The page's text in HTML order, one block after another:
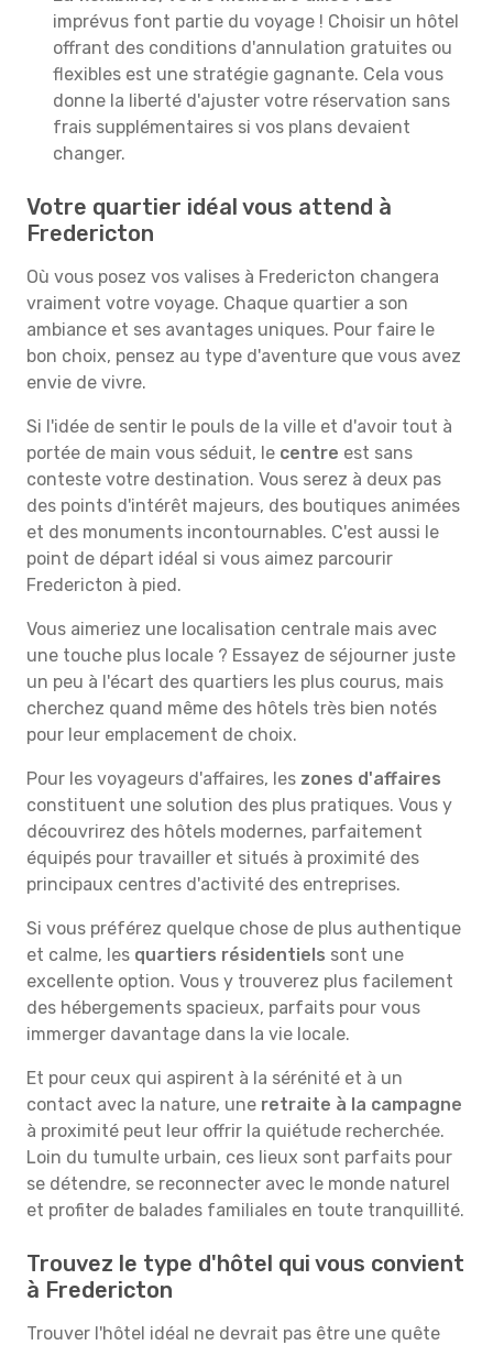
imprévus font partie du voyage ! Choisir un hôtel
offrant des conditions d'annulation gratuites ou
flexibles est une stratégie gagnante. Cela vous
donne la liberté d'ajuster votre réservation sans
frais supplémentaires si vos plans devaient
changer.
Votre quartier idéal vous attend à
Fredericton
Où vous posez vos valises à Fredericton changera
vraiment votre voyage. Chaque quartier a son
ambiance et ses avantages uniques. Pour faire le
bon choix, pensez au type d'aventure que vous avez
envie de vivre.
Si l'idée de sentir le pouls de la ville et d'avoir tout à
portée de main vous séduit, le centre est sans
conteste votre destination. Vous serez à deux pas
des points d'intérêt majeurs, des boutiques animées
et des monuments incontournables. C'est aussi le
point de départ idéal si vous aimez parcourir
Fredericton à pied.
Vous aimeriez une localisation centrale mais avec
une touche plus locale ? Essayez de séjourner juste
un peu à l'écart des quartiers les plus courus, mais
cherchez quand même des hôtels très bien notés
pour leur emplacement de choix.
Pour les voyageurs d'affaires, les zones d'affaires
constituent une solution des plus pratiques. Vous y
découvrirez des hôtels modernes, parfaitement
équipés pour travailler et situés à proximité des
principaux centres d'activité des entreprises.
Si vous préférez quelque chose de plus authentique
et calme, les quartiers résidentiels sont une
excellente option. Vous y trouverez plus facilement
des hébergements spacieux, parfaits pour vous
immerger davantage dans la vie locale.
Et pour ceux qui aspirent à la sérénité et à un
contact avec la nature, une retraite à la campagne
à proximité peut leur offrir la quiétude recherchée.
Loin du tumulte urbain, ces lieux sont parfaits pour
se détendre, se reconnecter avec le monde naturel
et profiter de balades familiales en toute tranquillité.
Trouvez le type d'hôtel qui vous convient
à Fredericton
Trouver l'hôtel idéal ne devrait pas être une quête